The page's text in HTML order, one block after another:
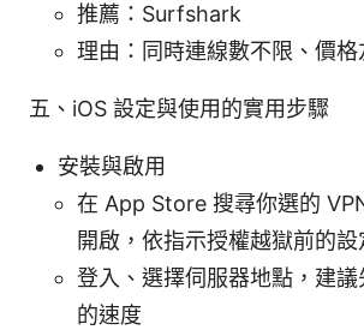
推薦：Surfshark
理由：同時連線數不限、價格
五、iOS 設定與使用的實用步驟
安裝與啟用
在 App Store 搜尋你選的
開啟，依指示授權越獄前的設
登入、選擇伺服器地點，建
的速度